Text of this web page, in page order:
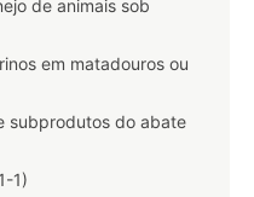
de animais sob
em matadouros ou
subprodutos do abate
1)